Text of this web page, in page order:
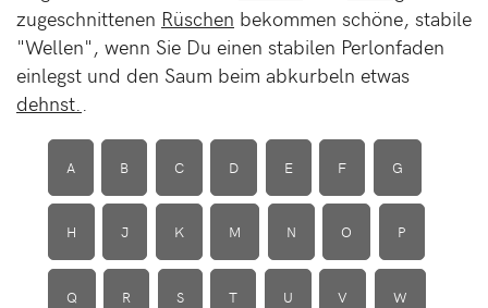
zugeschnittenen Rüschen bekommen schöne, stabile
"Wellen", wenn Sie Du einen stabilen Perlonfaden
einlegst und den Saum beim abkurbeln etwas
dehnst.
A B C D E F G
H J K M N O P
Q R S T U V W